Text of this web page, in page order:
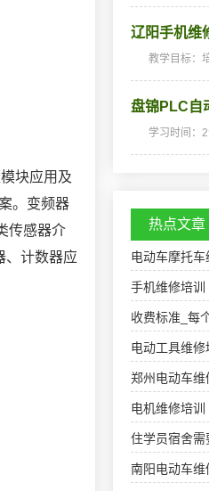
块应用及
。变频器
传感器介
、计数器应
南阳光电子
辽阳手机维
教学目标：
义上的手机
盘锦PLC自
学习时间：
热点文章
电动车摩托
手机维修培训
收费标准_每
电动工具维修
郑州电动车维
电机维修培训
住学员宿舍需
南阳电动车维